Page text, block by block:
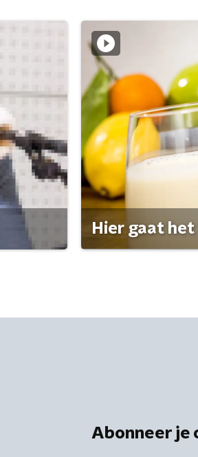
Hier gaat
Abonneer je